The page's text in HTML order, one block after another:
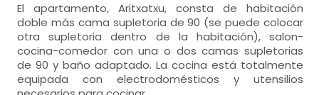
El apartamento, Aritxatxu, consta de habitación
doble más cama supletoria de 90 (se puede colocar
otra supletoria dentro de la habitación), salon-
cocina-comedor con una o dos camas supletorias
de 90 y baño adaptado. La cocina está totalmente
equipada con electrodomésticos y utensilios